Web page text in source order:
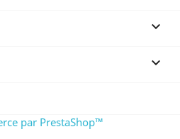


par PrestaShop™